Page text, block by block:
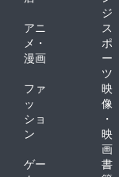
ジ
アニ
メ・
漫画
ス
ポ
ー
ツ
ファ
ッ
ショ
ン
映
像
・
映
画
ゲー
書